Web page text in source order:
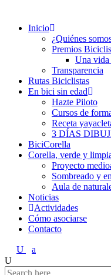
Inicio
¿Quiénes
Premios
Una vida
Transparencia
Rutas Biciclistas
En bici sin edad
Hazte Piloto
Cursos de
Receta
3 DÍAS
BiciCorella
Corella, verde y
Proyecto
Sombreado y
Aula de
Noticias
Actividades
Cómo asociarse
Contacto